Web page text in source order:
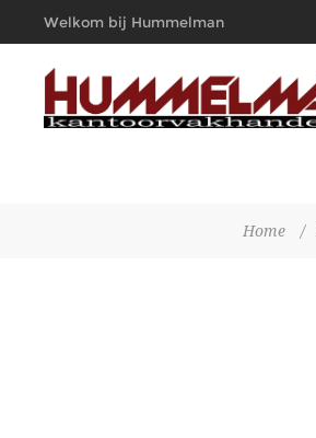
Welkom bij Hummelman
Kantoorvakhandel
Home /